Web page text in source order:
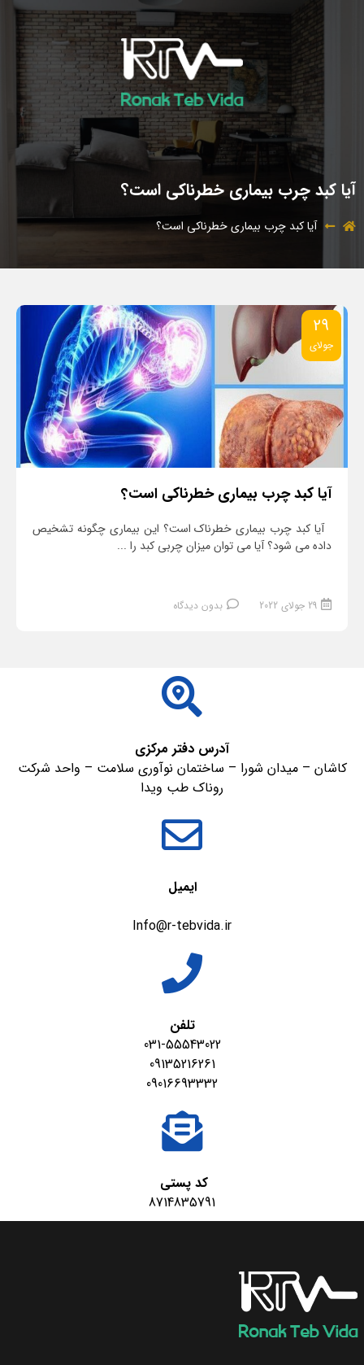
آیا کبد چرب بیماری خطرناکی است؟
آیا کبد چرب بیماری خطرناکی است؟
29
جولای
آیا کبد چرب بیماری خطرناکی است؟
آیا کبد چرب بیماری خطرناک است؟ این بیماری چگونه تشخیص
داده می شود؟ آیا می توان میزان چربی کبد را ...
29 جولای 2022 بدون دیدگاه
آدرس دفتر مرکزی
کاشان – میدان شورا – ساختمان نوآوری سلامت – واحد شرکت
روناک طب ویدا
ایمیل
Info@r-tebvida.ir
تلفن
031-55543022
09135216261
09016693332
کد پستی
8714835791